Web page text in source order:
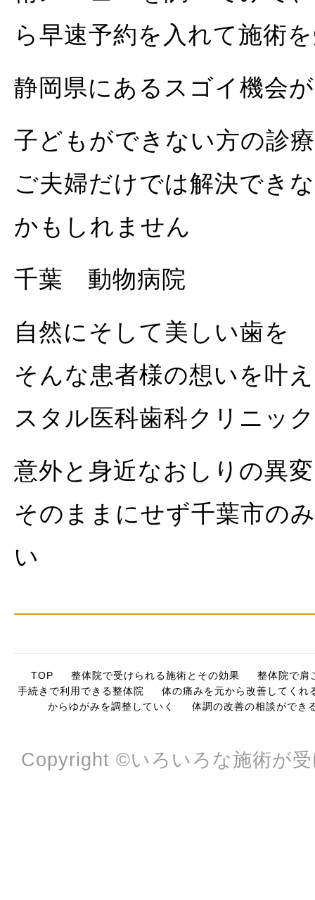
ら早速予約を入れて施術
静岡県にあるスゴイ機会
子どもができない方の診
ご夫婦だけでは解決でき
かもしれません
千葉 動物病院
自然にそして美しい歯を
そんな患者様の想いを叶
スタル医科歯科クリニッ
意外と身近なおしりの異変
そのままにせず千葉市の
い
TOP 整体院で受けられる施術とその効果
整体院で肩
手続きで利用できる整体院
体の痛みを元から改善してくれ
からゆがみを調整していく
体調の改善の相談ができ
Copyright ©いろいろな施術が